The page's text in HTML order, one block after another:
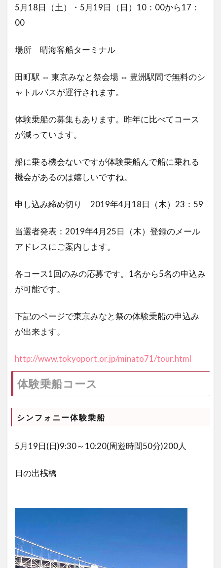
5月18日（土）・5月19日（日）10：00から17：
00
場所 晴海客船ターミナル
田町駅 ⇔ 東京みなと祭会場 ⇔ 豊洲駅間で無料のシ
ャトルバスが運行されます。
体験乗船の募集もあります。昨年に比べてコース
が減っています。
船に乗る機会ないですが体験乗船んで船に乗れる
機会があるのは嬉しいですね。
申し込み締め切り 2019年4月18日（木）23：59
当選者発表：2019年4月25日（木）登録のメール
アドレスにご案内します。
各コース1回のみの応募です。1名から5名の申込み
が可能です。
下記のページで東京みなと祭の体験乗船の申込み
が出来ます。
http://www.tokyoport.or.jp/minato71/tour.html
体験乗船コース
シンフォニー体験乗船
5月19日(日)9:30～10:20(周遊時間50分)200人
日の出桟橋